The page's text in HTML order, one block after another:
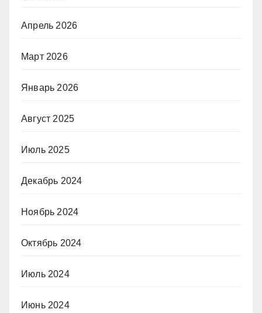
Апрель 2026
Март 2026
Январь 2026
Август 2025
Июль 2025
Декабрь 2024
Ноябрь 2024
Октябрь 2024
Июль 2024
Июнь 2024